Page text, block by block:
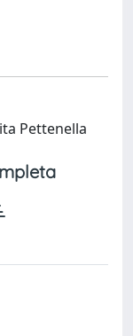
Pettenella